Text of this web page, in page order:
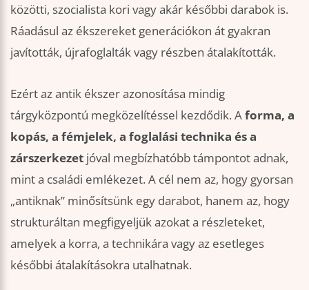
közötti, szocialista kori vagy akár későbbi darabok is.
Ráadásul az ékszereket generációkon át gyakran
javították, újrafoglalták vagy részben átalakították.
Ezért az antik ékszer azonosítása mindig
tárgyközpontú megközelítéssel kezdődik. Aforma, a
kopás, a fémjelek, a foglalási technika és a
zárszerkezet jóval megbízhatóbb támpontot adnak,
mint a családi emlékezet. A cél nem az, hogy gyorsan
„antiknak” minősítsünk egy darabot, hanem az, hogy
strukturáltan megfigyeljük azokat a részleteket,
amelyek a korra, a technikára vagy az esetleges
későbbi átalakításokra utalhatnak.